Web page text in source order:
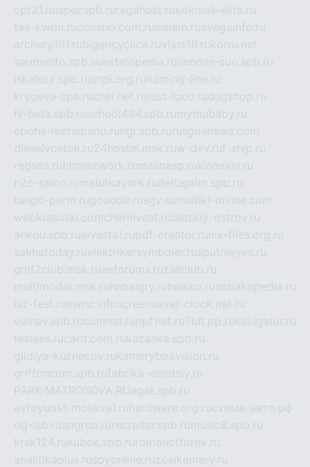
cpt21.ru ispecspb.ru regahost.rukolosok-elita.ru
tae-kwon.ruconsrio.com.ru insiam.ruavegainfo.ru
archery161.rubigencyclica.ruvlast16.rukorru.net
sarmiento.spb.suextelopedia.ru lammin-suo.spb.ru
iskatour.spb.rusnpi.org.ru running-line.ru
krygeva-spa.ruchel.net.ru rust-loco.rudugshop.ru
hl-beta.spb.ruschool494.spb.ru mymubaby.ru
epoha-metalband.ru ngr.spb.ru rusgosnews.com
dieselvostok.ru24hostel.msk.ruw-dev.ruf-ship.ru
regsmi.rufilmnetwork.ru malinasp.rukinosvin.ru
h2o-salon.ru malutkayork.rudeltaprim.spb.ru
tango-perm.rugooddir.rusgv.su multiki-online.com
webkrasotki.comcherinvest.rudetskiy-ostrov.ru
ankou.spb.rualvesta1.rupdf-creator.ru nix-files.org.ru
sakhatoday.ruelektrikersymboler.rusputnikyes.ru
golf2club.msk.ruaeforums.ruzallclub.ru
multimodal.msk.ru habaigry.ru haikko.rusobakopedia.ru
isz-fest.ruewnc.infoscreensaver-clock.net.ru
volnav.spb.rucomnat.ru npf.net.ru 7bit.pp.rukalugatur.ru
tesiaes.rucard.com.rukazanka.spb.ru
gildiya-kuznecov.rukameryboavision.ru
griffoncom.spb.rufabrika-emotsiy.ru
PARK-MATROSOVA.RUagat.spb.ru
avtoyurist-moskva1.ru hardware.org.ruсхема-авто.рф
dg-lab.ruangrup.ru recruiter.spb.ru music8.spb.ru
krsk124.rukubok.spb.ru romanofforex.ru
analitikaplus.ruspyonline.ruzosikamery.ru